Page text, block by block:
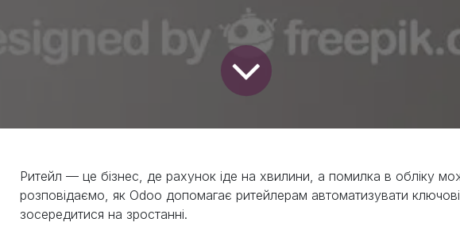
Ритейл — це бізнес, де рахунок іде на хвилини, а помилка в обліку
розповідаємо, як Odoo допомагає ритейлерам автоматизувати
зосередитися на зростанні.